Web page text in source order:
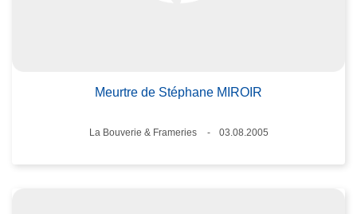
Meurtre de Stéphane MIROIR
Lieux
La Bouverie & Frameries
03.08.2005